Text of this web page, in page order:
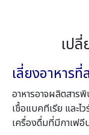
เป
เลี่ยงอาหาร
อาหารอาจผลิตสาร
เชื้อแบคทีเรีย และ
เครื่องดื่มที่มีกาเฟ